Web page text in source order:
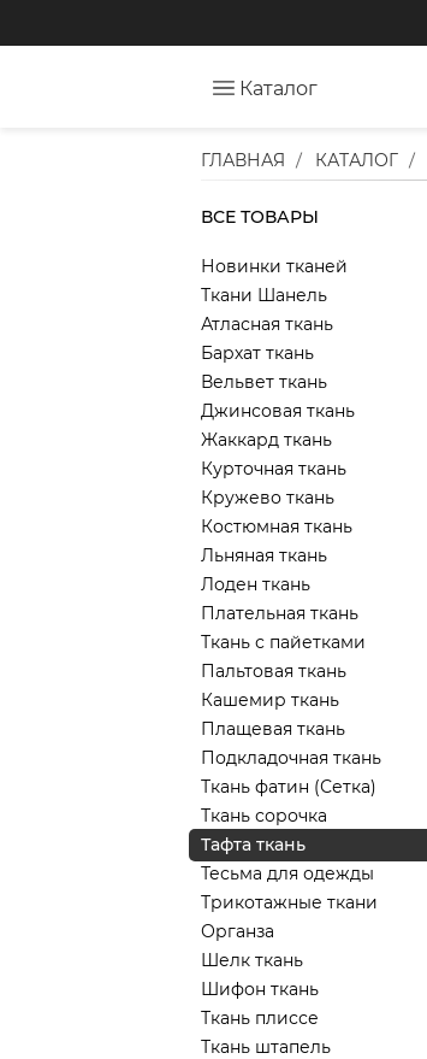
Каталог
ГЛАВНАЯ КАТАЛОГ
ВСЕ ТОВАРЫ
Новинки тканей
Ткани Шанель
Атласная ткань
Бархат ткань
Вельвет ткань
Джинсовая ткань
Жаккард ткань
Курточная ткань
Кружево ткань
Костюмная ткань
Льняная ткань
Лоден ткань
Плательная ткань
Ткань с пайетками
Пальтовая ткань
Кашемир ткань
Плащевая ткань
Подкладочная ткань
Ткань фатин (Сетка)
Ткань сорочка
Тафта ткань
Тесьма для одежды
Трикотажные ткани
Органза
Шелк ткань
Шифон ткань
Ткань плиссе
Ткань штапель